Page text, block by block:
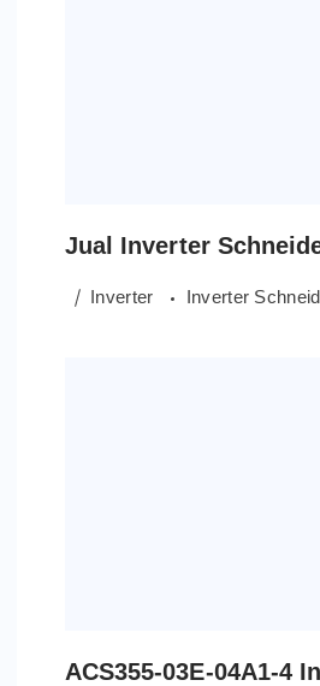
Jual Inverter
Inverter Inverter
ACS355-03E-04A1-4